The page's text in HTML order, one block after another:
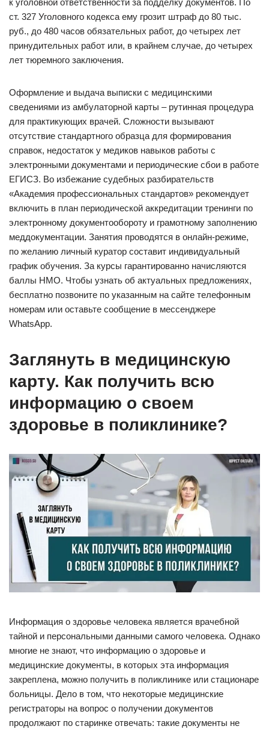
ст. 327 Уголовного кодекса ему грозит штраф до 80 тыс.
руб., до 480 часов обязательных работ, до четырех лет
принудительных работ или, в крайнем случае, до четырех
лет тюремного заключения.
Оформление и выдача выписки с медицинскими
сведениями из амбулаторной карты – рутинная процедура
для практикующих врачей. Сложности вызывают
отсутствие стандартного образца для формирования
справок, недостаток у медиков навыков работы с
электронными документами и периодические сбои в работе
ЕГИСЗ. Во избежание судебных разбирательств
«Академия профессиональных стандартов» рекомендует
включить в план периодической аккредитации тренинги по
электронному документообороту и грамотному заполнению
меддокументации. Занятия проводятся в онлайн-режиме,
по желанию личный куратор составит индивидуальный
график обучения. За курсы гарантированно начисляются
баллы НМО. Чтобы узнать об актуальных предложениях,
бесплатно позвоните по указанным на сайте телефонным
номерам или оставьте сообщение в мессенджере
WhatsApp.
Заглянуть в медицинскую
карту. Как получить всю
информацию о своем
здоровье в поликлинике?
Информация о здоровье человека является врачебной
тайной и персональными данными самого человека. Однако
многие не знают, что информацию о здоровье и
медицинские документы, в которых эта информация
закреплена, можно получить в поликлинике или стационаре
больницы. Дело в том, что некоторые медицинские
регистраторы на вопрос о получении документов
продолжают по старинке отвечать: такие документы не